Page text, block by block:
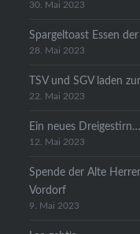
30. Mai 2023
Spargeltoast Essen
28. Mai 2023
TSV und SGV laden
22. Mai 2023
Ein neues Dreigestirn…
12. Mai 2023
Spende der Alte
Vordorf
9. Mai 2023